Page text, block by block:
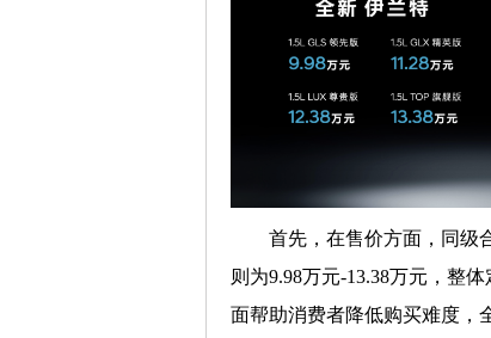
首先，在售价方面，同级
则为9.98万元-13.38万元，整
面帮助消费者降低购买难度，